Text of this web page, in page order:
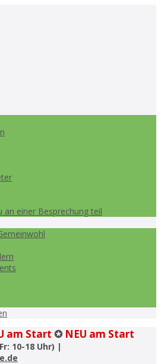
an einer Besprechung teil
am Start ✪ NEU am Start
10-18 Uhr) |